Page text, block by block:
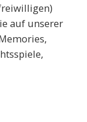
auf unserer